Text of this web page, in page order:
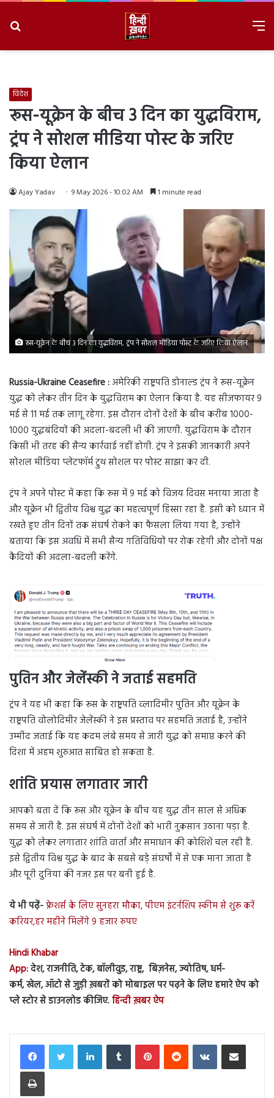
विदेश
रूस-यूक्रेन के बीच 3 दिन का युद्धविराम,
ट्रंप ने सोशल मीडिया पोस्ट के जरिए
किया ऐलान
Ajay Yadav 9 May 2026 - 10:02 AM 1 minute read
रूस-यूक्रेन के बीच 3 दिन का युद्धविराम, ट्रंप ने सोशल मीडिया पोस्ट के जरिए किया ऐलान
Russia-Ukraine Ceasefire :अमेरिकी राष्ट्रपति डोनाल्ड ट्रंप ने रूस-यूक्रेन
युद्ध को लेकर तीन दिन के युद्धविराम का ऐलान किया है. यह सीजफायर 9
मई से 11 मई तक लागू रहेगा. इस दौरान दोनों देशों के बीच करीब 1000-
1000 युद्धबंदियों की अदला-बदली भी की जाएगी. युद्धविराम के दौरान
किसी भी तरह की सैन्य कार्रवाई नहीं होगी. ट्रंप ने इसकी जानकारी अपने
सोशल मीडिया प्लेटफॉर्म ट्रुथ सोशल पर पोस्ट साझा कर दी.
ट्रंप ने अपने पोस्ट में कहा कि रूस में 9 मई को विजय दिवस मनाया जाता है
और यूक्रेन भी द्वितीय विश्व युद्ध का महत्वपूर्ण हिस्सा रहा है. इसी को ध्यान में
रखते हुए तीन दिनों तक संघर्ष रोकने का फैसला लिया गया है, उन्होंने
बताया कि इस अवधि में सभी सैन्य गतिविधियों पर रोक रहेगी और दोनों पक्ष
कैदियों की अदला-बदली करेंगे.
पुतिन और जेलेंस्की ने जताई सहमति
ट्रंप ने यह भी कहा कि रूस के राष्ट्रपति व्लादिमीर पुतिन और यूक्रेन के
राष्ट्रपति वोलोदिमीर जेलेंस्की ने इस प्रस्ताव पर सहमति जताई है, उन्होंने
उम्मीद जताई कि यह कदम लंबे समय से जारी युद्ध को समाप्त करने की
दिशा में अहम शुरुआत साबित हो सकता है.
शांति प्रयास लगातार जारी
आपको बता दें कि रूस और यूक्रेन के बीच यह युद्ध तीन साल से अधिक
समय से जारी है. इस संघर्ष में दोनों देशों को भारी नुकसान उठाना पड़ा है.
युद्ध को लेकर लगातार शांति वार्ता और समाधान की कोशिशें चल रही हैं.
इसे द्वितीय विश्व युद्ध के बाद के सबसे बड़े संघर्षों में से एक माना जाता है
और पूरी दुनिया की नजर इस पर बनी हुई है.
ये भी पढ़ें-फ्रेशर्स के लिए सुनहरा मौका, पीएम इंटर्नशिप स्कीम से शुरू करें
करियर,हर महीने मिलेंगे 9 हजार रुपए
Hindi Khabar
App:देश, राजनीति, टेक, बॉलीवुड, राष्ट्र, बिज़नेस, ज्योतिष, धर्म-
कर्म, खेल, ऑटो से जुड़ी ख़बरों को मोबाइल पर पढ़ने के लिए हमारे ऐप को
प्ले स्टोर से डाउनलोड कीजिए.हिन्दी ख़बर ऐप
LinkedInTumblr PinterestReddit VKontakteShare via Email
Print